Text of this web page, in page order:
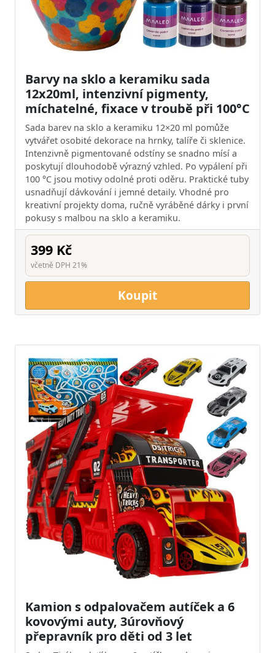
Barvy na sklo a keramiku sada
12x20ml, intenzivní pigmenty,
míchatelné, fixace v troubě při 100°C
Sada barev na sklo a keramiku 12×20 ml pomůže
vytvářet osobité dekorace na hrnky, talíře či sklenice.
Intenzivně pigmentované odstíny se snadno mísí a
poskytují dlouhodobě výrazný vzhled. Po vypálení při
100 °C jsou motivy odolné proti oděru. Praktické tuby
usnadňují dávkování i jemné detaily. Vhodné pro
kreativní projekty doma, ručně vyráběné dárky i první
pokusy s malbou na sklo a keramiku.
399 Kč
včetně DPH 21%
Koupit
Kamion s odpalovačem autíček a 6
kovovými auty, 3úrovňový
přepravník pro děti od 3 let